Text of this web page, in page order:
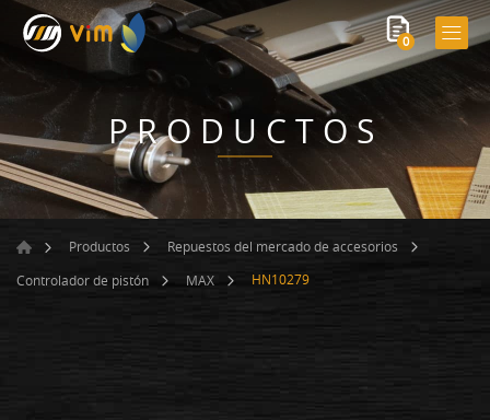
0
PRODUCTOS
Productos
Repuestos del mercado de accesorios
Controlador de pistón
MAX HN10279